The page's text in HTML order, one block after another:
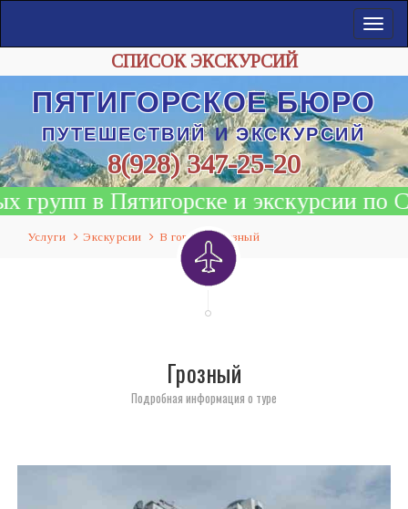
Меню
СПИСОК ЭКСКУРСИЙ
ПЯТИГОРСКОЕ БЮРО
ПУТЕШЕСТВИЙИЭКСКУРСИЙ
8(928) 347-25-20
в Пятигорске и экскурсии по
Услуги Экскурсии В горы Грозный
Грозный
Подробная информация о туре